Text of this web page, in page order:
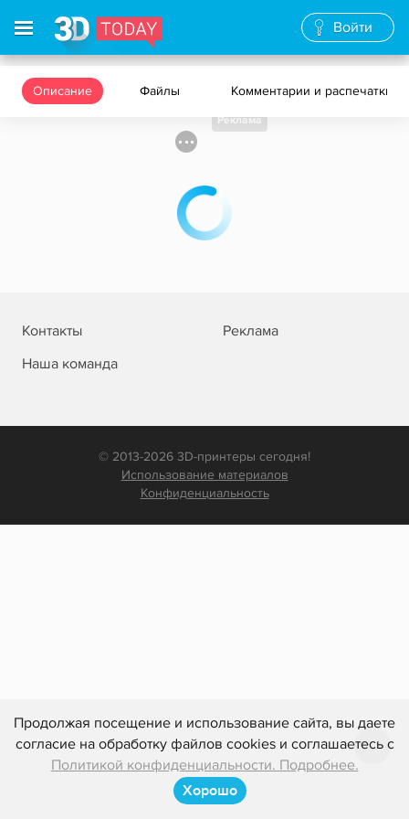
Продолжая посещение и использование сайта, вы даете
согласие на обработку файлов cookies и соглашаетесь с
Политикой конфиденциальности. Подробнее.
Хорошо
Войти
Описание Файлы Комментарии и распечатки
Реклама
Контакты
Реклама
Наша команда
© 2013-2026 3D-принтеры сегодня!
Использование материалов
Конфиденциальность